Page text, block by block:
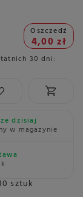
Oszczedź
4,00 zł
30 dni:
dzisiaj
w magazynie
sztuk